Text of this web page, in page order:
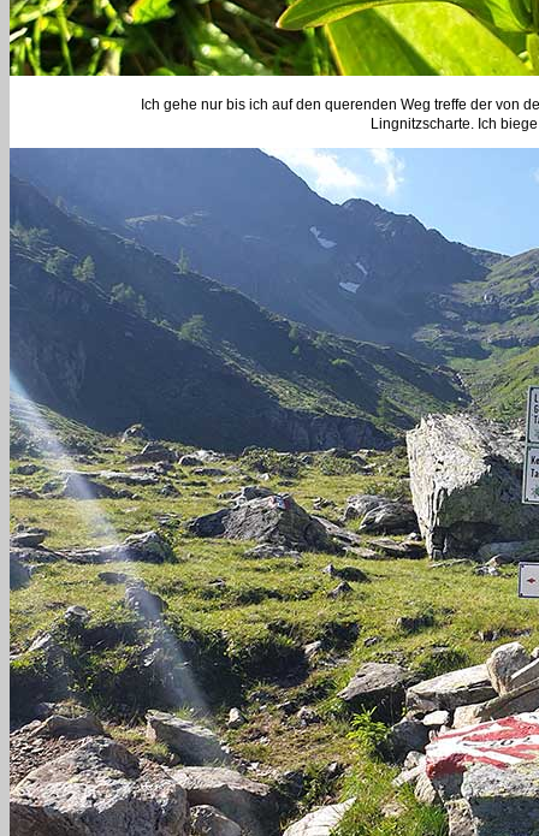
Ich gehe nur bis ich auf den querenden Weg treffe der von
Lingnitzscharte. Ich